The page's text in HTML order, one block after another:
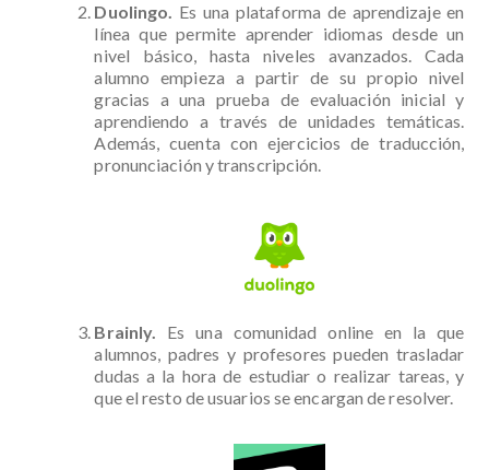
Duolingo. Es una plataforma de aprendizaje en
línea que permite aprender idiomas desde un
nivel básico, hasta niveles avanzados. Cada
alumno empieza a partir de su propio nivel
gracias a una prueba de evaluación inicial y
aprendiendo a través de unidades temáticas.
Además, cuenta con ejercicios de traducción,
pronunciación y transcripción.
Brainly. Es una comunidad online en la que
alumnos, padres y profesores pueden trasladar
dudas a la hora de estudiar o realizar tareas, y
que el resto de usuarios se encargan de resolver.